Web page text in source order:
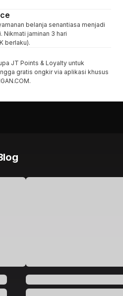
belanja senantiasa menjadi
Nikmati jaminan 3 hari
berlaku).
JT Points & Loyalty untuk
gratis ongkir via aplikasi khusus